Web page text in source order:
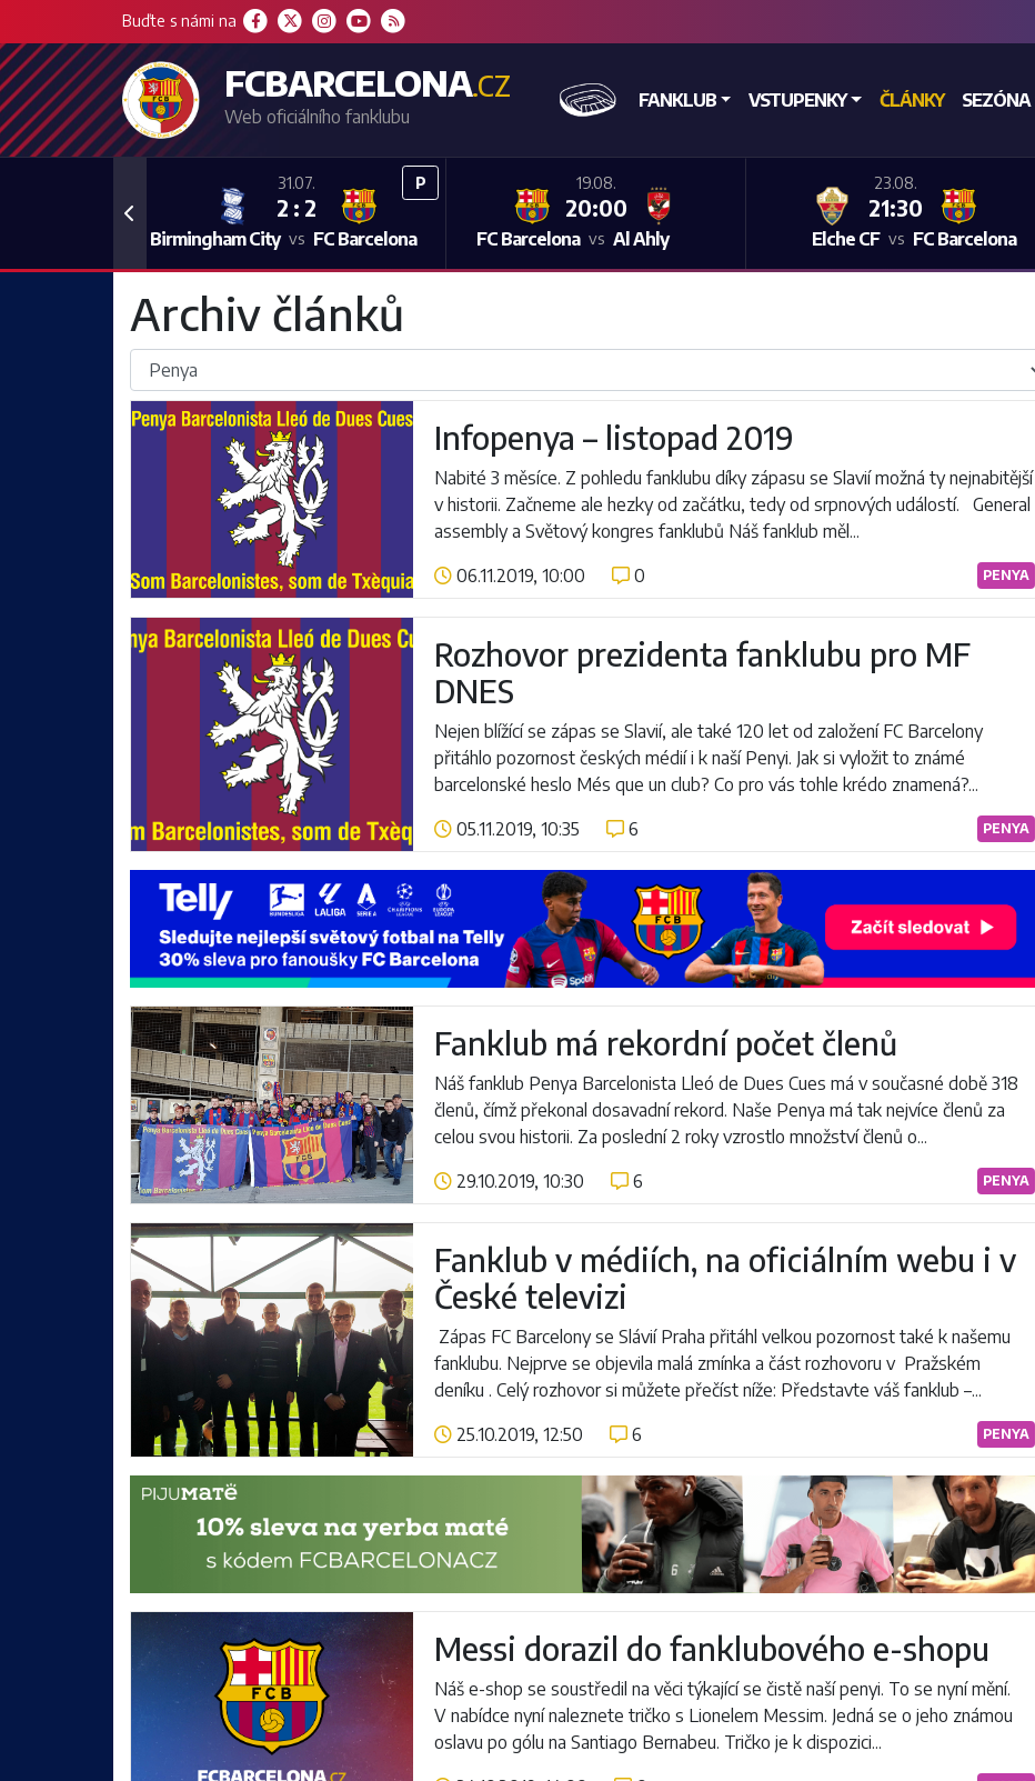
Buďte s námi na
FCBARCELONA.CZ
Web oficiálního fanklubu
DOMŮ FANKLUB VSTUPENKY ČLÁNKY SEZÓNA
P
31.07.
2 : 2
Birmingham City vs FC Barcelona
19.08.
20:00
FC Barcelona vs Al Ahly
23.08.
21:30
Elche CF vs FC Barcelona
Previous
Archiv článků
Infopenya – listopad 2019
Nabité 3 měsíce. Z pohledu fanklubu díky zápasu se Slavií možná ty nejnabitější
v historii. Začneme ale hezky od začátku, tedy od srpnových událostí. General
assembly a Světový kongres fanklubů Náš fanklub měl...
06.11.2019, 10:00
0 PENYA
Číst více
Rozhovor prezidenta fanklubu pro MF
DNES
Nejen blížící se zápas se Slavií, ale také 120 let od založení FC Barcelony
přitáhlo pozornost českých médií i k naší Penyi. Jak si vyložit to známé
barcelonské heslo Més que un club? Co pro vás tohle krédo znamená?...
05.11.2019, 10:35
6 PENYA
Číst více
Fanklub má rekordní počet členů
Náš fanklub Penya Barcelonista Lleó de Dues Cues má v současné době 318
členů, čímž překonal dosavadní rekord. Naše Penya má tak nejvíce členů za
celou svou historii. Za poslední 2 roky vzrostlo množství členů o...
29.10.2019, 10:30
6 PENYA
Číst více
Fanklub v médiích, na oficiálním webu i v
České televizi
Zápas FC Barcelony se Slávií Praha přitáhl velkou pozornost také k našemu
fanklubu. Nejprve se objevila malá zmínka a část rozhovoru v Pražském
deníku . Celý rozhovor si můžete přečíst níže: Představte váš fanklub –...
25.10.2019, 12:50
6 PENYA
Číst více
Messi dorazil do fanklubového e-shopu
Náš e-shop se soustředil na věci týkající se čistě naší penyi. To se nyní mění.
V nabídce nyní naleznete tričko s Lionelem Messim. Jedná se o jeho známou
oslavu po gólu na Santiago Bernabeu. Tričko je k dispozici...